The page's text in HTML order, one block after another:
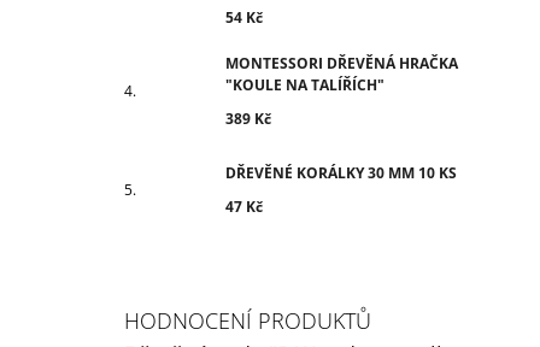
54 Kč
MONTESSORI DŘEVĚNÁ HRAČKA
"KOULE NA TALÍŘÍCH"
389 Kč
DŘEVĚNÉ KORÁLKY 30 MM 10 KS
47 Kč
HODNOCENÍ PRODUKTŮ